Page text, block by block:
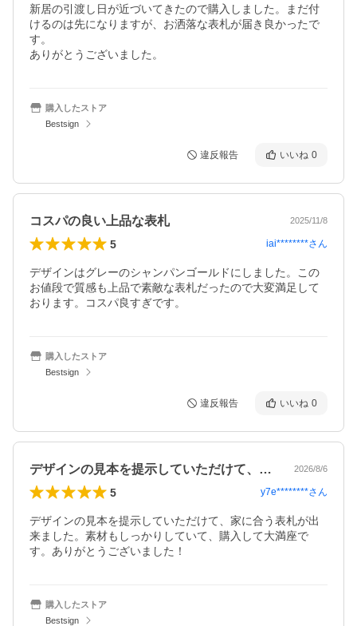
新居の引渡し日が近づいてきたので購入しました。まだ付
けるのは先になりますが、お洒落な表札が届き良かったで
す。
ありがとうございました。
購入したストア
Bestsign
違反報告 いいね 0
コスパの良い上品な表札 2025/11/8
5 iai********さん
デザインはグレーのシャンパンゴールドにしました。この
お値段で質感も上品で素敵な表札だったので大変満足して
おります。コスパ良すぎです。
購入したストア
Bestsign
違反報告 いいね 0
デザインの見本を提示していただけて、家… 2026/8/6
5 y7e********さん
デザインの見本を提示していただけて、家に合う表札が出
来ました。素材もしっかりしていて、購入して大満座で
す。ありがとうございました！
購入したストア
Bestsign